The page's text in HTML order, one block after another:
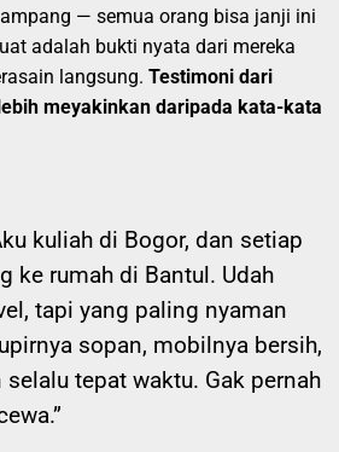
— semua orang bisa janji ini
adalah bukti nyata dari mereka
langsung. Testimoni dari
meyakinkan daripada kata-kata
kuliah di Bogor, dan setiap
ke rumah di Bantul. Udah
tapi yang paling nyaman
sopan, mobilnya bersih,
selalu tepat waktu. Gak pernah